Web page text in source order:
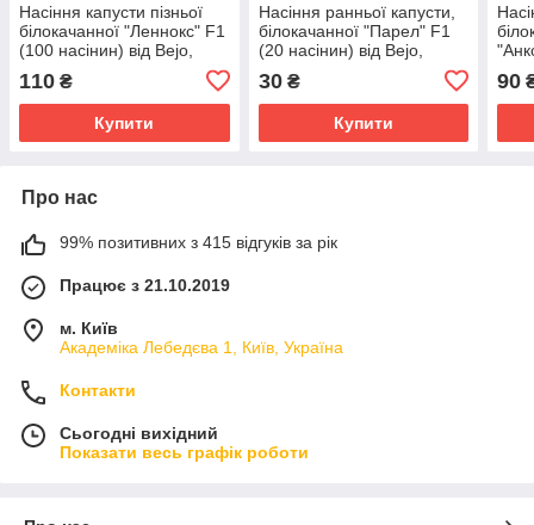
Насіння капусти пізньої
білокачанної "Леннокс" F1
(100 насінин) від Bejo,
110 ₴
Купити
Насіння ранньої капусти,
білокачанної "Парел" F1
(20 насінин) від Bejo,
30₴
Купити
90
Про нас
99% позитивних з 415 відгуків за рік
Працює з 21.10.2019
м. Київ
Академіка Лебедєва 1, Київ, Україна
Контакти
Сьогодні вихідний
Показати весь графік роботи